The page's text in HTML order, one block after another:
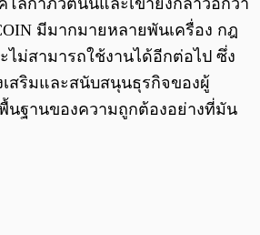
ลกาภิวัตน์นี้และเขายังกล่าวอีกว่า
มีมากมายหลายพันเครื่อง กฎ
ไม่สามารถใช้งานได้อีกต่อไป ซึ่ง
สริมและสนับสนุนธุรกิจของผู้
นฐานของความถูกต้องอย่างที่มัน